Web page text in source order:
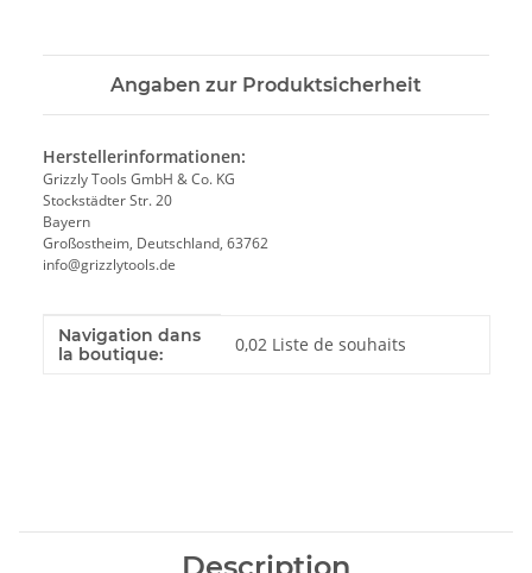
Angaben zur Produktsicherheit
Herstellerinformationen:
Grizzly Tools GmbH & Co. KG
Stockstädter Str. 20
Bayern
Großostheim, Deutschland, 63762
info@grizzlytools.de
Valeur
Fabricant
Navigation dans
la boutique:
0,02 Liste de souhaits